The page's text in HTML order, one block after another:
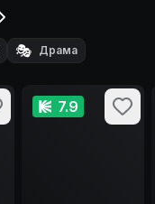
🎭 Драма
7.9